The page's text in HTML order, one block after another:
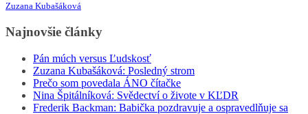
Zuzana Kubašáková
Najnovšie články
Pán múch versus Ľudskosť
Zuzana Kubašáková: Posledný strom
Prečo som povedala ÁNO čítačke
Nina Špitálníková: Svědectví o živote v KĽDR
Frederik Backman: Babička pozdravuje a ospravedlňuje sa